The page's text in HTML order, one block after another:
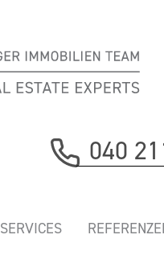
040
SERVICES